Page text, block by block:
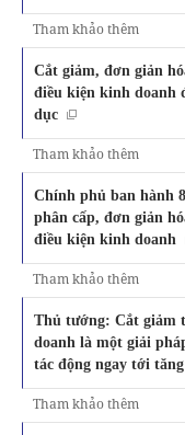
Tham khảo thêm
Cắt giảm, đơn giản
điều kiện kinh doanh
dục
Tham khảo thêm
Chính phủ ban hành
phân cấp, đơn giản
điều kiện kinh doanh
Tham khảo thêm
Thủ tướng: Cắt giảm
doanh là một giải
tác động ngay tới
Tham khảo thêm